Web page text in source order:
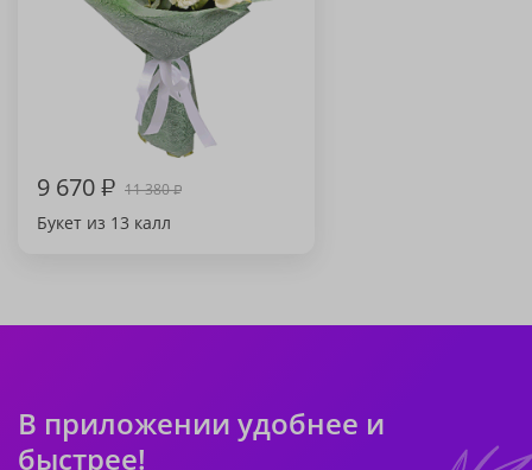
9 670₽ 11 380₽
Букет из 13 калл
В приложении удобнее и
быстрее!